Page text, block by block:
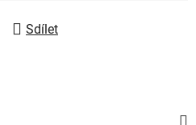
Sdílet